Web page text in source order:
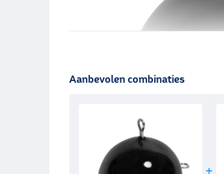
Aanbevolen combinaties